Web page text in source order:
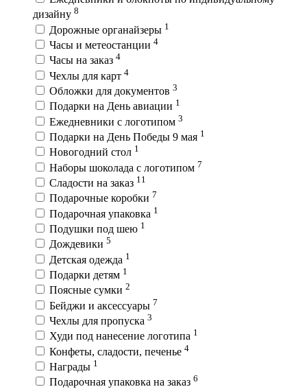
дизайну 8
Дорожные органайзеры 1
Часы и метеостанции 4
Часы на заказ 4
Чехлы для карт 4
Обложки для документов 3
Подарки на День авиации 1
Ежедневники с логотипом 3
Подарки на День Победы 9 мая 1
Новогодний стол 1
Наборы шоколада с логотипом 7
Сладости на заказ 11
Подарочные коробки 7
Подарочная упаковка 1
Подушки под шею 1
Дождевики 5
Детская одежда 1
Подарки детям 1
Поясные сумки 2
Бейджи и аксессуары 7
Чехлы для пропуска 3
Худи под нанесение логотипа 1
Конфеты, сладости, печенье 4
Награды 1
Подарочная упаковка на заказ 6